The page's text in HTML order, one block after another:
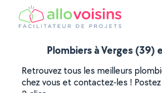
Plombiers à Verges (39)
Retrouvez tous les meilleurs
chez vous et contactez-les !